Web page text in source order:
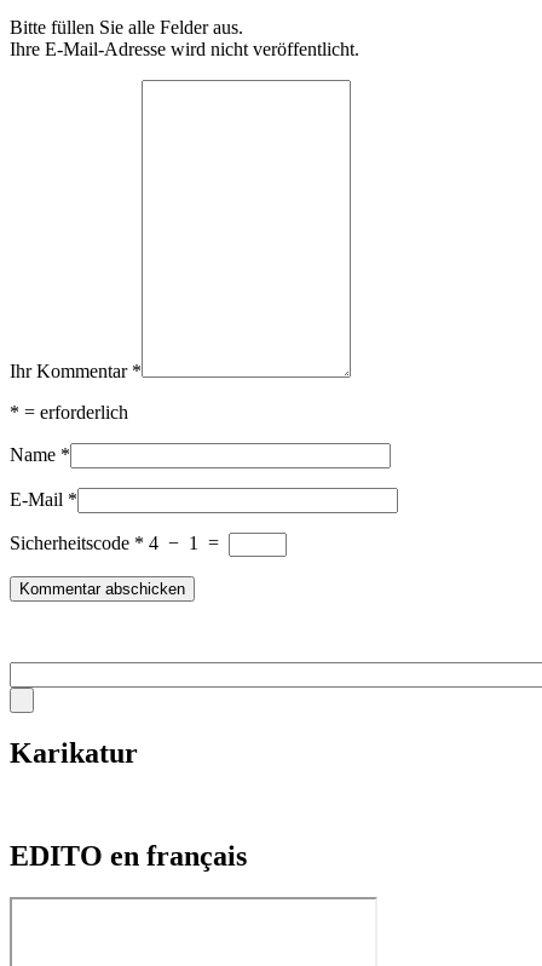
Bitte füllen Sie alle Felder aus.
Ihre E-Mail-Adresse wird nicht veröffentlicht.
Ihr Kommentar *
* = erforderlich
Name *
E-Mail *
Sicherheitscode * 4 − 1 =
Karikatur
EDITO en français